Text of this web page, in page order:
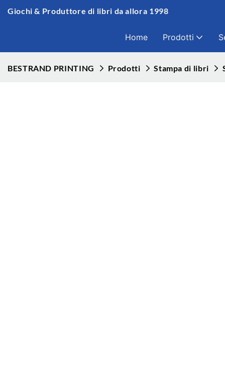
Giochi & Produttore di libri da allora 1998
Home Prodotti
BESTRAND PRINTING Prodotti Stampa di libri